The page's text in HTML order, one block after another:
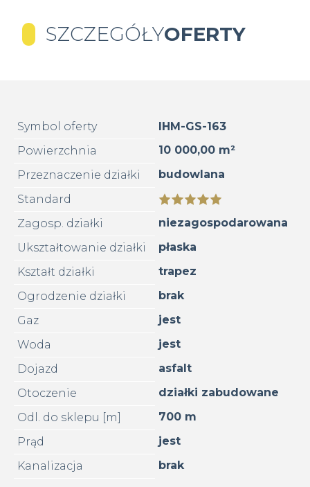
SZCZEGÓŁYOFERTY
Symbol oferty
IHM-GS-163
Powierzchnia
10 000,00 m²
Przeznaczenie działki
budowlana
Standard
Zagosp. działki
niezagospodarowana
Ukształtowanie działki
płaska
Kształt działki
trapez
Ogrodzenie działki
brak
Gaz
jest
Woda
jest
Dojazd
asfalt
Otoczenie
działki zabudowane
Odl. do sklepu [m]
700 m
Prąd
jest
Kanalizacja
brak